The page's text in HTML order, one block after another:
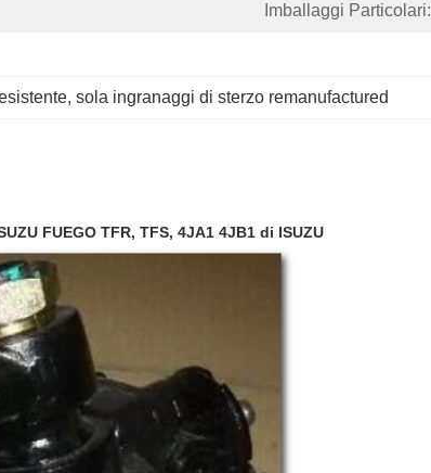
Imballaggi Particolari:
, sola ingranaggi di sterzo remanufactured
FUEGO TFR, TFS, 4JA1 4JB1 di ISUZU